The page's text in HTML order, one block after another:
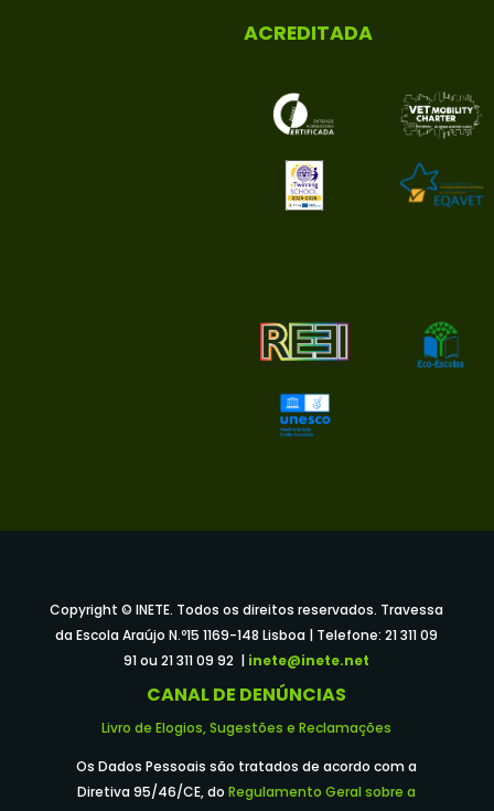
ACREDITADA
Copyright © INETE. Todos os direitos reservados. Travessa
da Escola Araújo N.º15 1169-148 Lisboa | Telefone: 21 311 09
91 ou 21 311 09 92 | inete@inete.net
CANAL DE DENÚNCIAS
Livro de Elogios, Sugestões e Reclamações
Os Dados Pessoais são tratados de acordo com a
Diretiva 95/46/CE, doRegulamento Geral sobre a